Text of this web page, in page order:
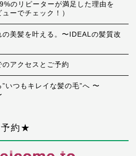
のリピーターが満足した理由を
ーでチェック！）
美髪を叶える。〜IDEALの髪質改
アクセスとご予約
いつもキレイな髪の毛”へ 〜
約★